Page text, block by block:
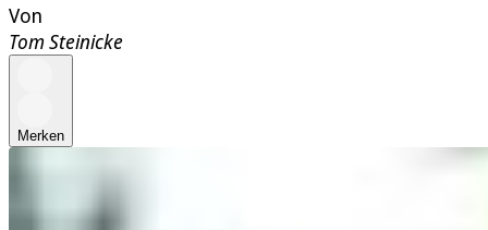
Von
Tom Steinicke
Merken